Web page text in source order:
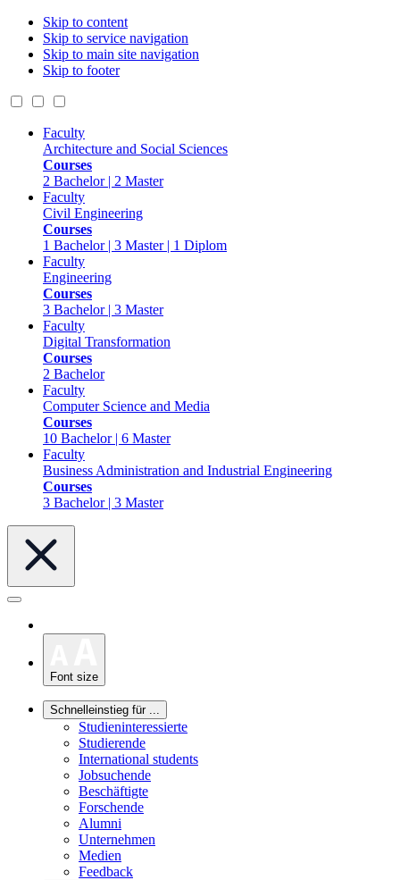
Skip to content
Skip to service navigation
Skip to main site navigation
Skip to footer
Faculty
Architecture and Social Sciences
Courses
2 Bachelor | 2 Master
Faculty
Civil Engineering
Courses
1 Bachelor | 3 Master | 1 Diplom
Faculty
Engineering
Courses
3 Bachelor | 3 Master
Faculty
Digital Transformation
Courses
2 Bachelor
Faculty
Computer Science and Media
Courses
10 Bachelor | 6 Master
Faculty
Business Administration and Industrial Engineering
Courses
3 Bachelor | 3 Master
Font size
Schnelleinstieg für ...
Studieninteressierte
Studierende
International students
Jobsuchende
Beschäftigte
Forschende
Alumni
Unternehmen
Medien
Feedback